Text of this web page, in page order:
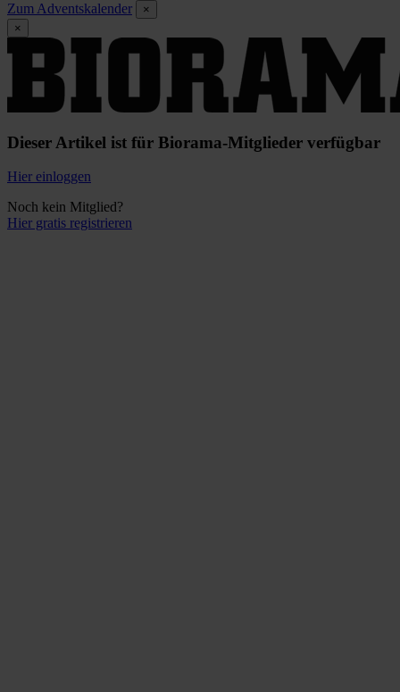
Zum Adventskalender
×
×
Dieser Artikel ist für Biorama-Mitglieder verfügbar
Hier einloggen
Noch kein Mitglied?
Hier gratis registrieren